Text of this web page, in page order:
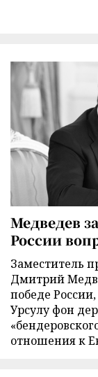
Медведев
России
Заместитель
Дмитрий
победе
Урсулу фон
отношения к